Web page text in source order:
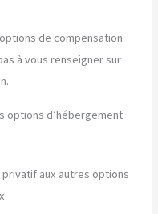
de compensation
à vous renseigner sur
options d’hébergement
aux autres options